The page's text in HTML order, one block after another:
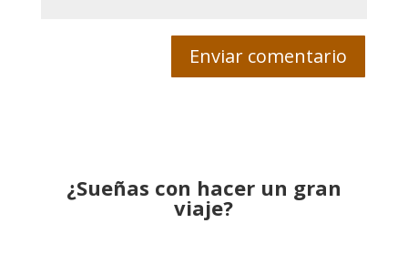
¿Sueñas con hacer un gran
viaje?